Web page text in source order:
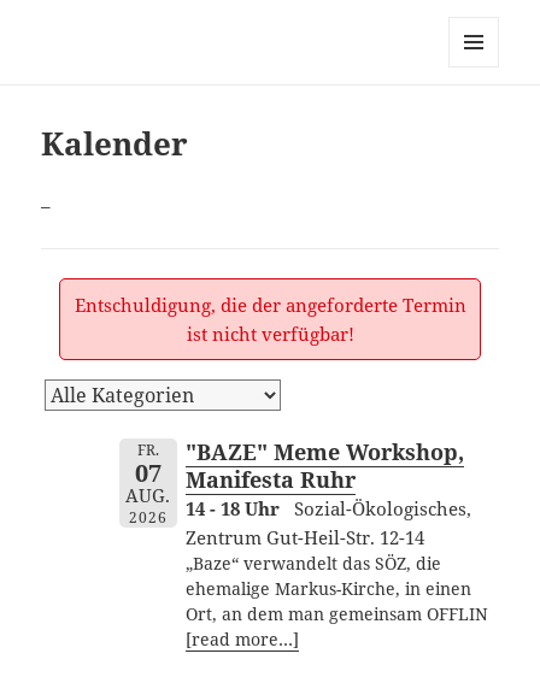
Kalender
–
Entschuldigung, die der angeforderte Termin
ist nicht verfügbar!
FR.
07
AUG.
2026
"BAZE" Meme Workshop,
Manifesta Ruhr
14 - 18 Uhr
Sozial-Ökologisches,
Zentrum Gut-Heil-Str. 12-14
„Baze“ verwandelt das SÖZ, die
ehemalige Markus-Kirche, in einen
Ort, an dem man gemeinsam OFFLIN
[read more…]